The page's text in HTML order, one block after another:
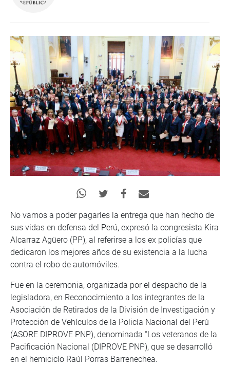
No vamos a poder pagarles la entrega que han hecho de
sus vidas en defensa del Perú, expresó la congresista Kira
Alcarraz Agüero (PP), al referirse a los ex policías que
dedicaron los mejores años de su existencia a la lucha
contra el robo de automóviles.
Fue en la ceremonia, organizada por el despacho de la
legisladora, en Reconocimiento a los integrantes de la
Asociación de Retirados de la División de Investigación y
Protección de Vehículos de la Policía Nacional del Perú
(ASORE DIPROVE PNP), denominada “Los veteranos de la
Pacificación Nacional (DIPROVE PNP), que se desarrolló
en el hemiciclo Raúl Porras Barrenechea.